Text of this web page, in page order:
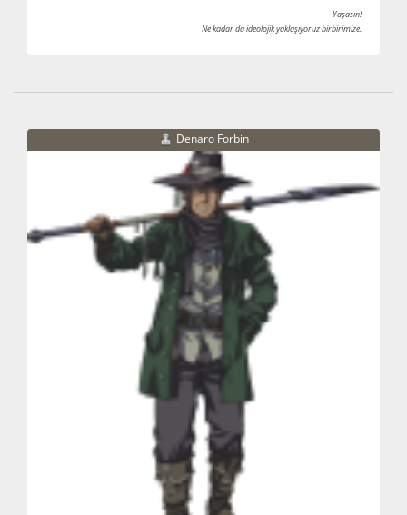
Yaşasın!
Ne kadar da ideolojik yaklaşıyoruz birbirimize.
Denaro Forbin